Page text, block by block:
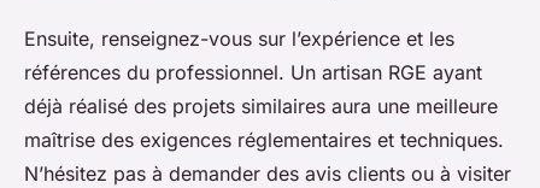
Ensuite, renseignez-vous sur l’expérience et les
références du professionnel. Un artisan RGE ayant
déjà réalisé des projets similaires aura une meilleure
maîtrise des exigences réglementaires et techniques.
N’hésitez pas à demander des avis clients ou à visiter